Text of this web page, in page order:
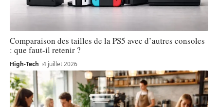
Comparaison des tailles de la PS5 avec d’autres consoles
: que faut-il retenir ?
High-Tech 4 juillet 2026